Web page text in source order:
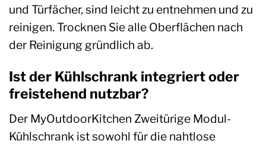
und Türfächer, sind leicht zu entnehmen und zu
reinigen. Trocknen Sie alle Oberflächen nach
der Reinigung gründlich ab.
Ist der Kühlschrank integriert oder
freistehend nutzbar?
Der MyOutdoorKitchen Zweitürige Modul-
Kühlschrank ist sowohl für die nahtlose